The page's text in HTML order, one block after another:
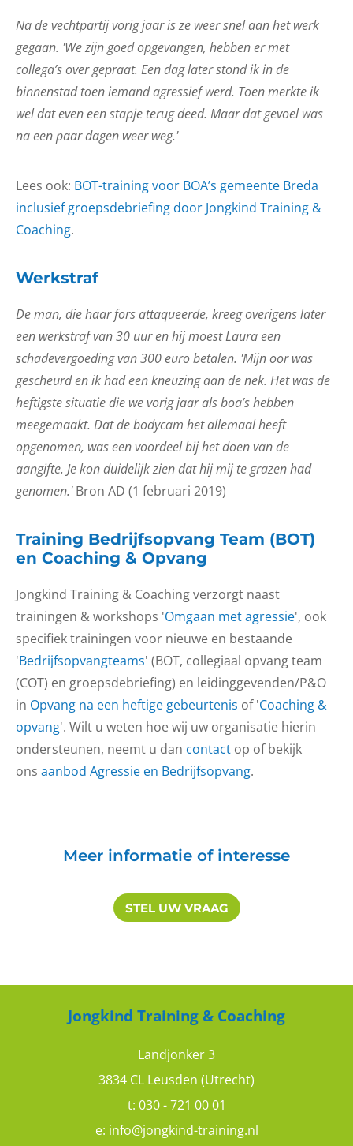
Na de vechtpartij vorig jaar is ze weer snel aan het werk
gegaan. 'We zijn goed opgevangen, hebben er met
collega’s over gepraat. Een dag later stond ik in de
binnenstad toen iemand agressief werd. Toen merkte ik
wel dat even een stapje terug deed. Maar dat gevoel was
na een paar dagen weer weg.'
Lees ook: BOT-training voor BOA’s gemeente Breda
inclusief groepsdebriefing door Jongkind Training &
Coaching.
Werkstraf
De man, die haar fors attaqueerde, kreeg overigens later
een werkstraf van 30 uur en hij moest Laura een
schadevergoeding van 300 euro betalen. 'Mijn oor was
gescheurd en ik had een kneuzing aan de nek. Het was de
heftigste situatie die we vorig jaar als boa’s hebben
meegemaakt. Dat de bodycam het allemaal heeft
opgenomen, was een voordeel bij het doen van de
aangifte. Je kon duidelijk zien dat hij mij te grazen had
genomen.'Bron AD (1 februari 2019)
Training Bedrijfsopvang Team (BOT)
en Coaching & Opvang
Jongkind Training & Coaching verzorgt naast
trainingen & workshops 'Omgaan met agressie', ook
specifiek trainingen voor nieuwe en bestaande
'Bedrijfsopvangteams' (BOT, collegiaal opvang team
(COT) en groepsdebriefing) en leidinggevenden/P&O
in Opvang na een heftige gebeurtenis of 'Coaching &
opvang'. Wilt u weten hoe wij uw organisatie hierin
ondersteunen, neemt u dan contact op of bekijk
ons aanbod Agressie en Bedrijfsopvang.
Meer informatie of interesse
STEL UW VRAAG
Jongkind Training & Coaching
Landjonker 3
3834 CL Leusden (Utrecht)
t: 030 - 721 00 01
e: info@jongkind-training.nl